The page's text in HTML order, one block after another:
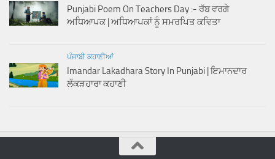
Punjabi Poem On Teachers Day :- ਰੱਬ ਵਰਗੇ
ਅਧਿਆਪਕ | ਅਧਿਆਪਕਾਂ ਨੂੰ ਸਮਰਪਿਤ ਕਵਿਤਾ
ਪੰਜਾਬੀ ਕਹਾਣੀਆਂ
Imandar Lakadhara Story In Punjabi | ਇਮਾਨਦਾਰ
ਲੱਕੜਹਾਰਾ ਕਹਾਣੀ